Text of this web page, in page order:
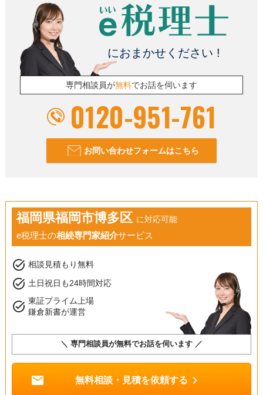
におまかせください !
専門相談員が無料でお話を伺います
0120-951-761
お問い合わせフォームはこちら
福岡県福岡市博多区 に対応可能
e税理士の相続専門家紹介サービス
task_alt 相談見積もり無料
task_alt 土日祝日も24時間対応
task_alt 東証プライム上場
鎌倉新書が運営
＼ 専門相談員が無料でお話を伺います ／
mail 無料相談・見積を依頼する chevron_right